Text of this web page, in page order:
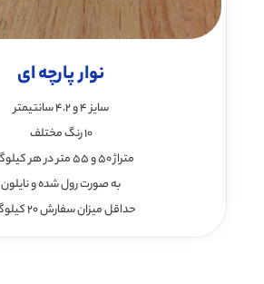
نوار پارچه ای
سایز 4 و 4.2 سانتیمتر
10 رنگ مختلف
متراژ 50 و 55 متر در هر کیلوگرم
به صورت رول شده و نایلون
حداقل میزان سفارش 20 کیلوگرم